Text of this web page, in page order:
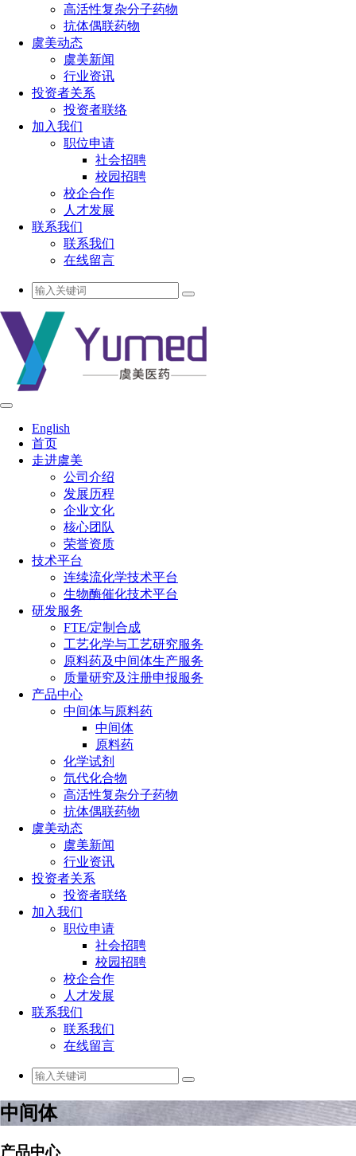
高活性复杂分子药物
抗体偶联药物
虞美动态
虞美新闻
行业资讯
投资者关系
投资者联络
加入我们
职位申请
社会招聘
校园招聘
校企合作
人才发展
联系我们
联系我们
在线留言
English
首页
走进虞美
公司介绍
发展历程
企业文化
核心团队
荣誉资质
技术平台
连续流化学技术平台
生物酶催化技术平台
研发服务
FTE/定制合成
工艺化学与工艺研究服务
原料药及中间体生产服务
质量研究及注册申报服务
产品中心
中间体与原料药
中间体
原料药
化学试剂
氘代化合物
高活性复杂分子药物
抗体偶联药物
虞美动态
虞美新闻
行业资讯
投资者关系
投资者联络
加入我们
职位申请
社会招聘
校园招聘
校企合作
人才发展
联系我们
联系我们
在线留言
中间体
产品中心